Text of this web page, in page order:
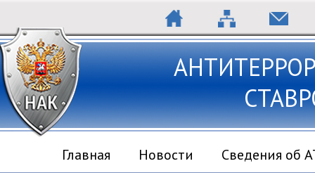
Главная Новости Сведения об